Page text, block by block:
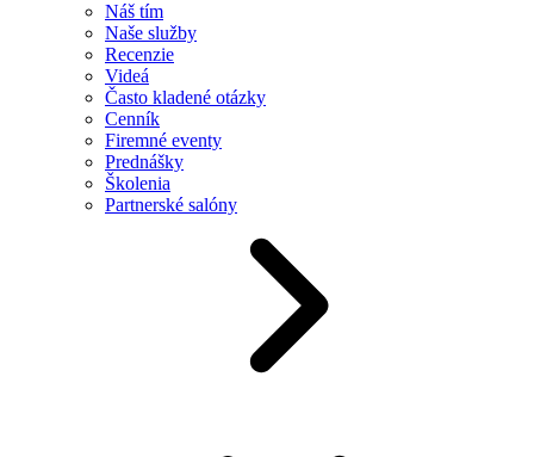
Náš tím
Naše služby
Recenzie
Videá
Často kladené otázky
Cenník
Firemné eventy
Prednášky
Školenia
Partnerské salóny